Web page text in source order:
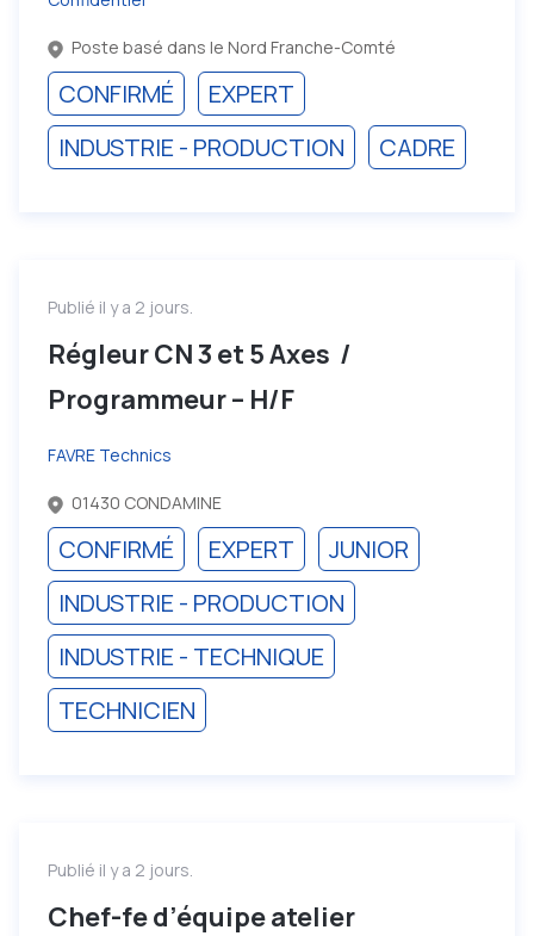
Poste basé dans le Nord Franche-Comté
CONFIRMÉ
EXPERT
INDUSTRIE - PRODUCTION
CADRE
Publié il y a 2 jours.
Régleur CN 3 et 5 Axes /
Programmeur – H/F
FAVRE Technics
01430 CONDAMINE
CONFIRMÉ EXPERT
JUNIOR
INDUSTRIE - PRODUCTION
INDUSTRIE - TECHNIQUE
TECHNICIEN
Publié il y a 2 jours.
Chef-fe d’équipe atelier